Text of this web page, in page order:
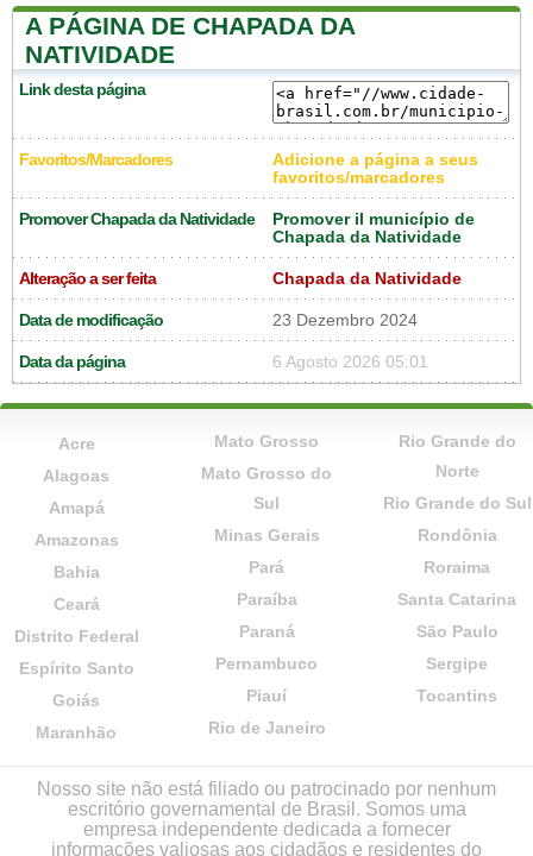
A PÁGINA DE CHAPADA DA
NATIVIDADE
Link desta página
Favoritos/Marcadores
Adicione a página a seus
favoritos/marcadores
Promover Chapada da Natividade
Promover il município de
Chapada da Natividade
Alteração a ser feita Chapada da Natividade
Data de modificação 23 Dezembro 2024
Data da página 6 Agosto 2026 05:01
Acre
Alagoas
Amapá
Amazonas
Bahia
Ceará
Distrito Federal
Espírito Santo
Goiás
Maranhão
Mato Grosso
Mato Grosso do
Sul
Minas Gerais
Pará
Paraíba
Paraná
Pernambuco
Piauí
Rio de Janeiro
Rio Grande do
Norte
Rio Grande do Sul
Rondônia
Roraima
Santa Catarina
São Paulo
Sergipe
Tocantins
Nosso site não está filiado ou patrocinado por nenhum
escritório governamental de Brasil. Somos uma
empresa independente dedicada a fornecer
informações valiosas aos cidadãos e residentes do